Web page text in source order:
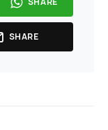
SHARE